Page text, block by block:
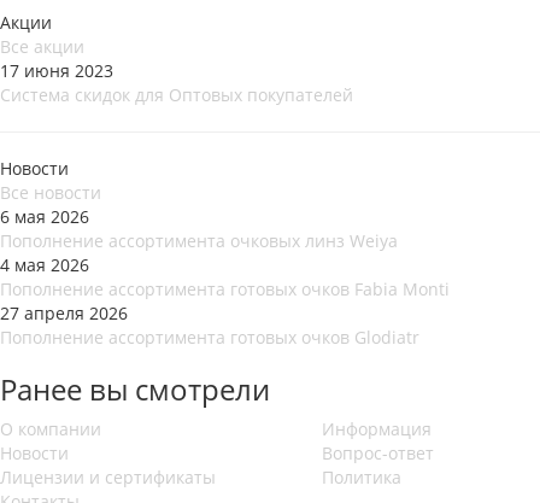
Акции
Все акции
17 июня 2023
Система скидок для Оптовых покупателей
Новости
Все новости
6 мая 2026
Пополнение ассортимента очковых линз Weiya
4 мая 2026
Пополнение ассортимента готовых очков Fabia Monti
27 апреля 2026
Пополнение ассортимента готовых очков Glodiatr
Ранее вы смотрели
О компании
Новости
Лицензии и сертификаты
Информация
Вопрос-ответ
Политика